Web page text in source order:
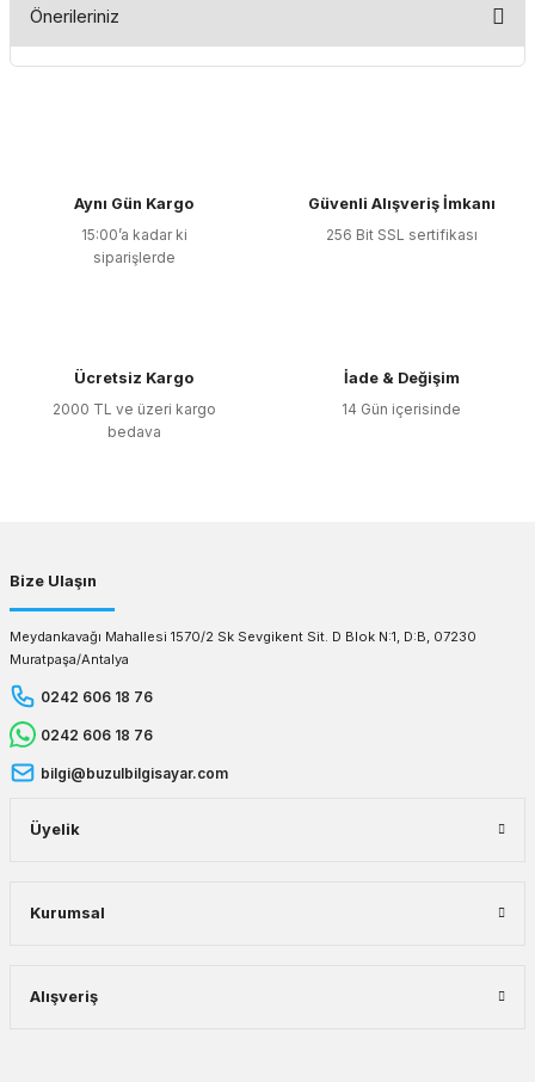
Önerileriniz
Ürün resmi kalitesiz, bozuk veya görüntülenemiyor.
Ürün açıklamasında eksik bilgiler bulunuyor.
Ürün bilgilerinde hatalar bulunuyor.
Aynı Gün Kargo
15:00’a kadar ki
siparişlerde
Güvenli Alışveriş İmkanı
256 Bit SSL sertifikası
Ücretsiz Kargo
2000 TL ve üzeri kargo
bedava
İade & Değişim
14 Gün içerisinde
Bize Ulaşın
Meydankavağı Mahallesi 1570/2 Sk Sevgikent Sit. D Blok N:1, D:B, 07230
Muratpaşa/Antalya
0242 606 18 76
0242 606 18 76
bilgi@buzulbilgisayar.com
Üyelik
Kurumsal
Alışveriş